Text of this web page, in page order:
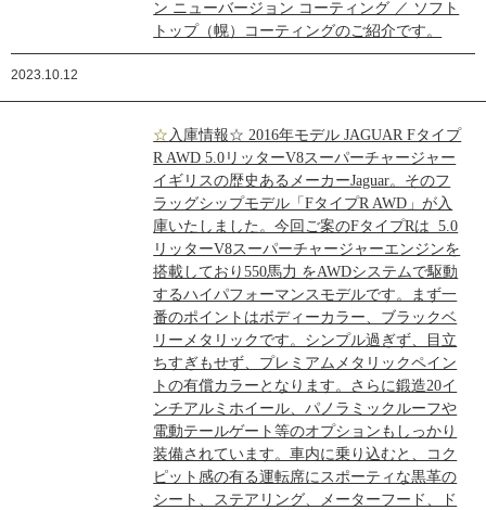
ン ニューバージョン コーティング ／ ソフト
トップ（幌）コーティングのご紹介です。
2023.10.12
☆入庫情報☆ 2016年モデル JAGUAR Fタイプ
R AWD 5.0リッターV8スーパーチャージャー
イギリスの歴史あるメーカーJaguar。そのフ
ラッグシップモデル「FタイプR AWD」が入
庫いたしました。今回ご案のFタイプRは 5.0
リッターV8スーパーチャージャーエンジンを
搭載しており550馬力 をAWDシステムで駆動
するハイパフォーマンスモデルです。まず一
番のポイントはボディーカラー、ブラックベ
リーメタリックです。シンプル過ぎず、目立
ちすぎもせず、プレミアムメタリックペイン
トの有償カラーとなります。さらに鍛造20イ
ンチアルミホイール、パノラミックルーフや
電動テールゲート等のオプションもしっかり
装備されています。車内に乗り込むと、コク
ピット感の有る運転席にスポーティな黒革の
シート、ステアリング、メーターフード、ド